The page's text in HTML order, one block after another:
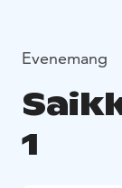
Evenemang
1